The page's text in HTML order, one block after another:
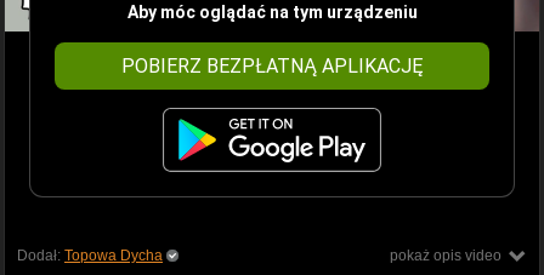
Aby móc oglądać na tym urządzeniu
POBIERZ BEZPŁATNĄ APLIKACJĘ
pokaż opis video
Dodał: Topowa Dycha